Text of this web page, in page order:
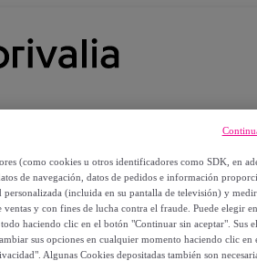
(como cookies u otros identificadores como SDK, en
de navegación, datos de pedidos e información
(incluida en su pantalla de televisión) y medir
y con fines de lucha contra el fraude. Puede elegir
haciendo clic en el botón "Continuar sin aceptar". Sus
sus opciones en cualquier momento haciendo clic en
Algunas Cookies depositadas también son